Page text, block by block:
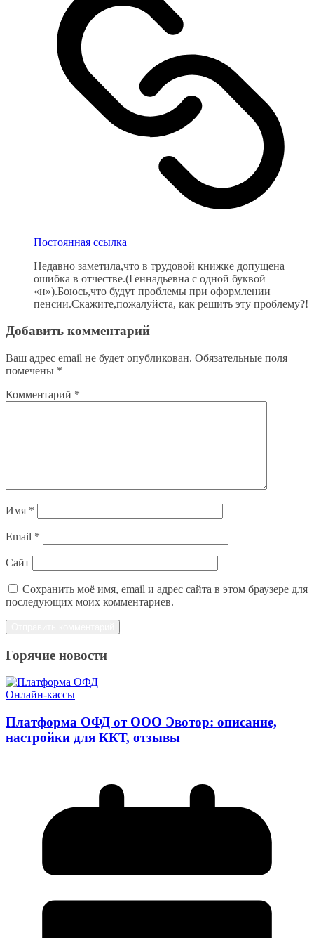
Постоянная ссылка
Недавно заметила,что в трудовой книжке допущена
ошибка в отчестве.(Геннадьевна с одной буквой
«н»).Боюсь,что будут проблемы при оформлении
пенсии.Скажите,пожалуйста, как решить эту проблему?!
Добавить комментарий
Ваш адрес email не будет опубликован. Обязательные поля
помечены *
Комментарий *
Имя *
Email *
Сайт
Сохранить моё имя, email и адрес сайта в этом браузере для
последующих моих комментариев.
Горячие новости
Онлайн-кассы
Платформа ОФД от ООО Эвотор: описание,
настройки для ККТ, отзывы